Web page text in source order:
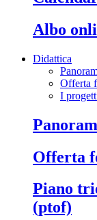
albo
Didattica
I
offerta
piano triennale offerta formativa
(ptof)